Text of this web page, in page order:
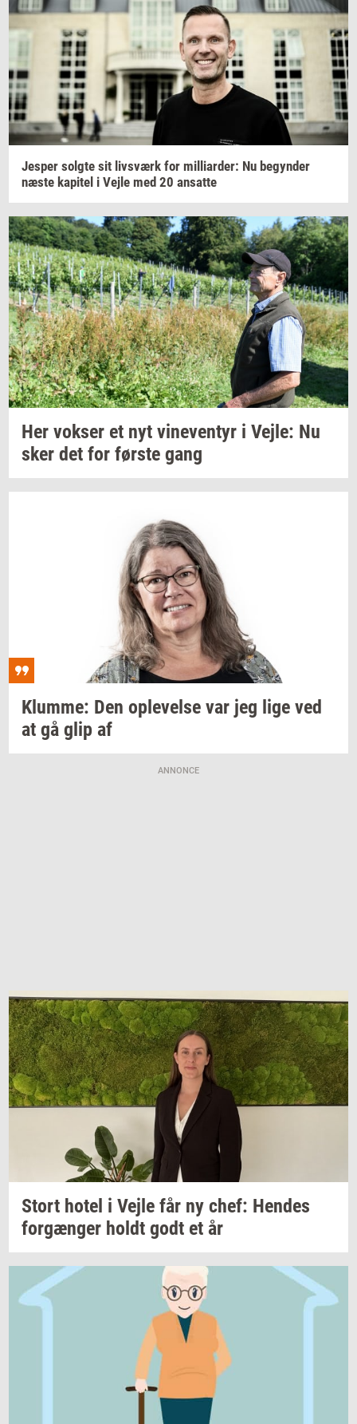
Jes­per solg­te sit livs­værk for mil­li­ar­der: Nu be­gyn­der
næste ka­pi­tel i Vejle med 20 an­sat­te
Her vok­ser et nyt vi­ne­ven­tyr i Vejle: Nu
sker det for før­ste gang
Klum­me: Den op­le­vel­se var jeg lige ved
at gå glip af
ANNONCE
Stort hotel i Vejle får ny chef: Hen­des
for­gæn­ger holdt godt et år